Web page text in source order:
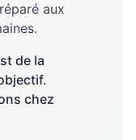
aux
de la
chez